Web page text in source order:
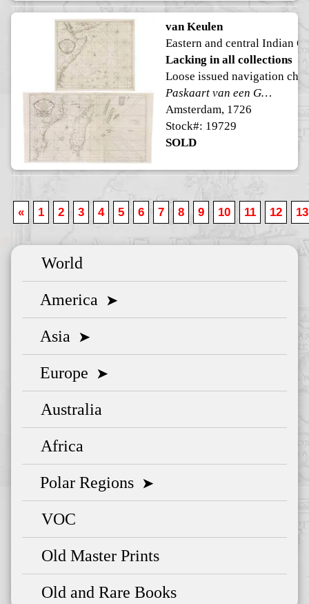
van Keulen
Eastern and central Indian
Lacking in all collections
Loose issued navigation
Paskaart van een Gedeelte van de AEthiopische Zee strekkende van R. Sta Lucia tot C. del Gado langs de kusten van Suffalo en Mocambique, bevattende insgelyks 't Eiland Madagascar, met desselfs onderhorige Eilanden.
Amsterdam, 1726
Stock#: 19729
SOLD
« 1 2 3 4 5 6 7 8 9 10 11 12 13
World
America ➤
Asia ➤
Europe ➤
Australia
Africa
Polar Regions ➤
VOC
Old Master Prints
Old and Rare Books